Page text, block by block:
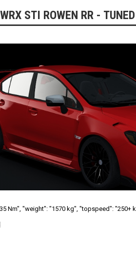
STI ROWEN RR -
Nm", "weight": "1570 kg", "topspeed": "250+